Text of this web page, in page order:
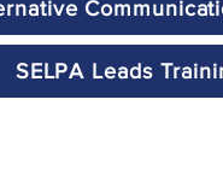
SELPA Leads